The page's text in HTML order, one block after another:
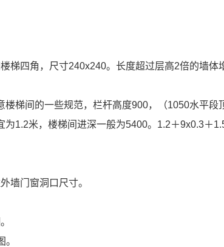
梯四角，尺寸240x240。长度超过层高2倍的墙体
楼梯间的一些规范，栏杆高度900，（1050水平段
为1.2米，楼梯间进深一般为5400。 1.2＋9x0.3＋
墙门窗洞口尺寸。
。